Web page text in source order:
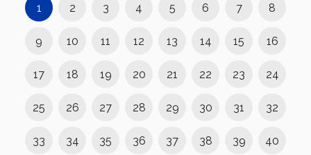
1 2 3 4 5 6 7 8
9 10 11 12 13 14 15 16
17 18 19 20 21 22 23 24
25 26 27 28 29 30 31 32
33 34 35 36 37 38 39 40